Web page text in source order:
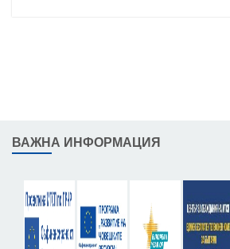
ВАЖНА ИНФОРМАЦИЯ